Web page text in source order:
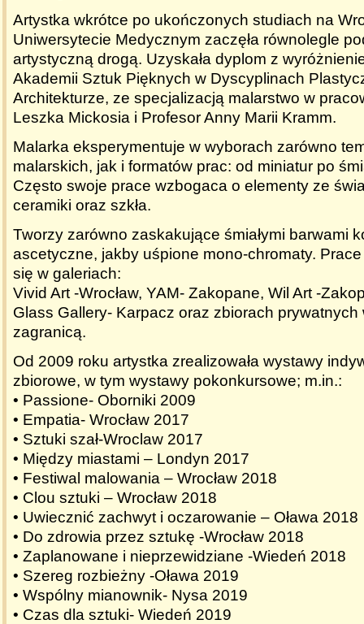
Artystka wkrótce po ukończonych studiach na
Uniwersytecie Medycznym zaczęła równolegle
artystyczną drogą. Uzyskała dyplom z
Akademii Sztuk Pięknych w Dyscyplinach
Architekturze, ze specjalizacją malarstwo w
Leszka Mickosia i Profesor Anny Marii Kramm.
Malarka eksperymentuje w wyborach zarówno
malarskich, jak i formatów prac: od miniatur po
Często swoje prace wzbogaca o elementy ze
ceramiki oraz szkła.
Tworzy zarówno zaskakujące śmiałymi barwami
ascetyczne, jakby uśpione mono-chromaty.
się w galeriach:
Vivid Art -Wrocław, YAM- Zakopane, Wil Art -
Glass Gallery- Karpacz oraz zbiorach prywatnych
zagranicą.
Od 2009 roku artystka zrealizowała wystawy
zbiorowe, w tym wystawy pokonkursowe; m.in.:
• Passione- Oborniki 2009
• Empatia- Wrocław 2017
• Sztuki szał-Wroclaw 2017
• Między miastami – Londyn 2017
• Festiwal malowania – Wrocław 2018
• Clou sztuki – Wrocław 2018
• Uwiecznić zachwyt i oczarowanie – Oława 2018
• Do zdrowia przez sztukę -Wrocław 2018
• Zaplanowane i nieprzewidziane -Wiedeń 2018
• Szereg rozbieżny -Oława 2019
• Wspólny mianownik- Nysa 2019
• Czas dla sztuki- Wiedeń 2019